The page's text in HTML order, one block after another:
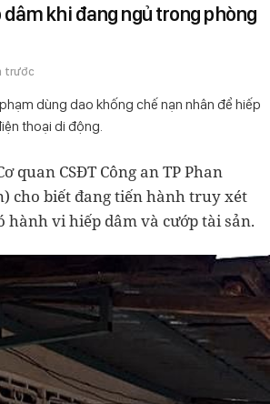
dâm khi đang ngủ trong phòng
trước
dùng dao khống chế nạn nhân để hiếp
thoại di động.
quan CSĐT Công an TP Phan
cho biết đang tiến hành truy xét
hành vi hiếp dâm và cướp tài sản.